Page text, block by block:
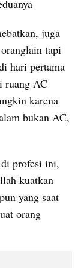
juga
tapi
hari pertama
ruang AC
karena
bukan AC,
di profesi ini,
kuatkan
yang saat
orang